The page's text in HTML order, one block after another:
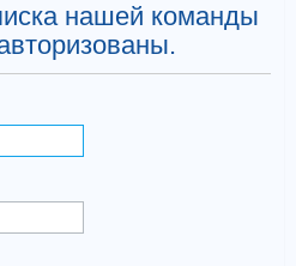
нашей команды